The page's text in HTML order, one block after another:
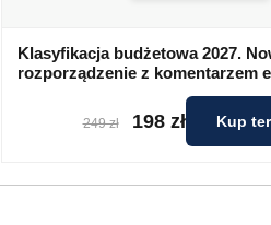
Klasyfikacja budżetowa 2027.
rozporządzenie z komentarzem
249 zł 198 zł Kup